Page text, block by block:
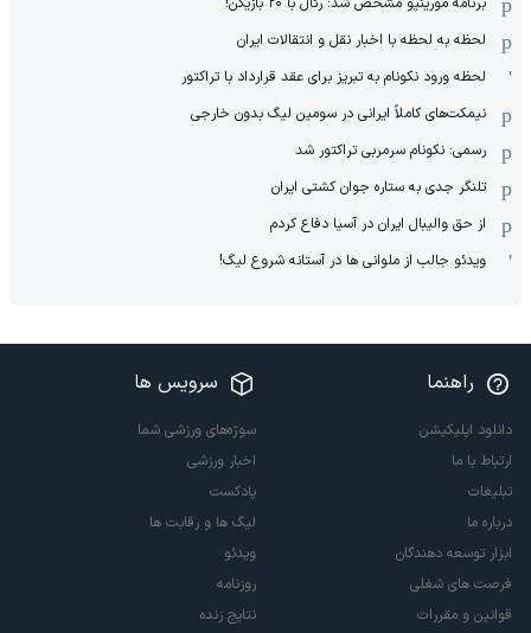
لحظه به لحظه با اخبار نقل و انتقالات ایران
لحظه ورود نکونام به تبریز برای عقد قرارداد با تراکتور
نیمکت‌های کاملاً ایرانی در سومین لیگ بدون خارجی
رسمی: نکونام سرمربی تراکتور شد
تلنگر جدی به ستاره جوان کشتی ایران
از حق والیبال ایران در آسیا دفاع کردم
ویدئو جالب از ملوانی ها در آستانه شروع لیگ!
راهنما
دانلود اپلیکیشن
ارتباط با ما
تبلیغات
درباره ما
ابزار توسعه دهندگان
فرصت های شغلی
قوانین و مقررات
سرویس ها
سوژه‌های ورزشی شما
اخبار ورزشی
پادکست
لیگ ها و رقابت ها
ویدئو
روزنامه
نتایج زنده